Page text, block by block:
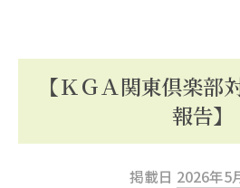
【ＫＧＡ関東倶楽部
報告】
掲載日 2026年5